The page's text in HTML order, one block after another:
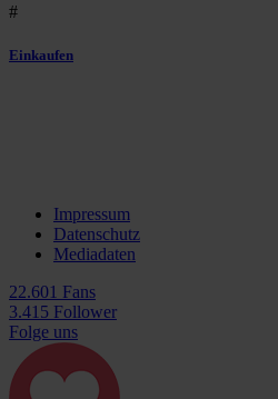
#
Einkaufen
Impressum
Datenschutz
Mediadaten
22.601 Fans
3.415 Follower
Folge uns